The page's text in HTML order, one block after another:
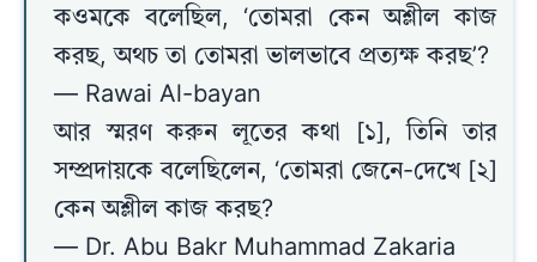
কওমকে বলেছিল, ‘তোমরা কেন অশ্লীল কাজ
করছ, অথচ তা তোমরা ভালভাবে প্রত্যক্ষ করছ’?
— Rawai Al-bayan
আর স্মরণ করুন লূতের কথা [১], তিনি তার
সম্প্রদায়কে বলেছিলেন, ‘তোমরা জেনে-দেখে [২]
কেন অশ্লীল কাজ করছ?
— Dr. Abu Bakr Muhammad Zakaria